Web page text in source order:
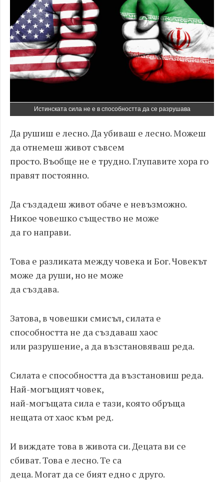
Истинската сила не е в способността да се разрушава
Да рушиш е лесно. Да убиваш е лесно. Можеш
да отнемеш живот съвсем
просто. Въобще не е трудно. Глупавите хора го
правят постоянно.
Да създадеш живот обаче е невъзможно.
Никое човешко същество не може
да го направи.
Това е разликата между човека и Бог. Човекът
може да руши, но не може
да създава.
Затова, в човешки смисъл, силата е
способността не да създаваш хаос
или разрушение, а да възстановяваш реда.
Силата е способността да възстановиш реда.
Най-могъщият човек,
най-могъщата сила е тази, която обръща
нещата от хаос към ред.
И виждате това в живота си. Децата ви се
сбиват. Това е лесно. Те са
деца. Могат да се бият едно с друго.